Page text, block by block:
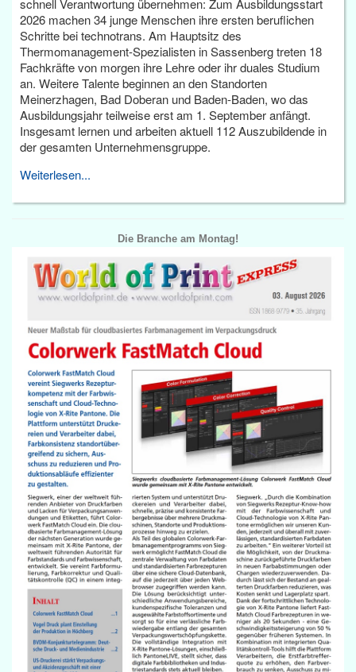
schnell Verantwortung übernehmen: Zum Ausbildungsstart
2026 machen 34 junge Menschen ihre ersten beruflichen
Schritte bei technotrans. Am Hauptsitz des
Thermomanagement-Spezialisten in Sassenberg treten 18
Fachkräfte von morgen ihre Lehre oder ihr duales Studium
an. Weitere Talente beginnen an den Standorten
Meinerzhagen, Bad Doberan und Baden-Baden, wo das
Ausbildungsjahr teilweise erst am 1. September anfängt.
Insgesamt lernen und arbeiten aktuell 112 Auszubildende in
der gesamten Unternehmensgruppe.
Weiterlesen...
Die Branche am Montag!